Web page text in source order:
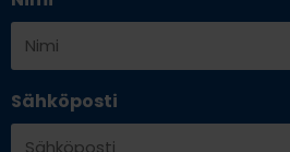
Sähköposti